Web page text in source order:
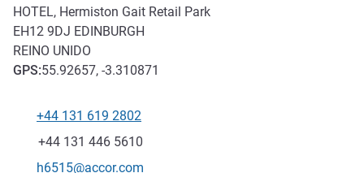
HOTEL, Hermiston Gait Retail Park
EH12 9DJ EDINBURGH
REINO UNIDO
GPS:55.92657, -3.310871
Telefone
+44 131 619 2802
Fax
+44 131 446 5610
E-mail de contacto
h6515@accor.com